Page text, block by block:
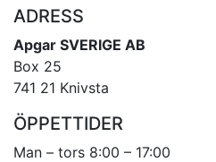
ADRESS
Apgar SVERIGE AB
Box 25
741 21 Knivsta
ÖPPETTIDER
Man – tors 8:00 – 17:00